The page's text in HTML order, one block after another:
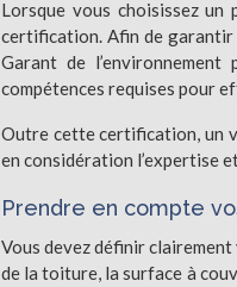
Lorsque vous choisissez
certification. Afin de
Garant de
compétences requises pour
Outre cette certification, un
en considération l’expertise
Prendre en compte
Vous devez définir
de la toiture, la surface à